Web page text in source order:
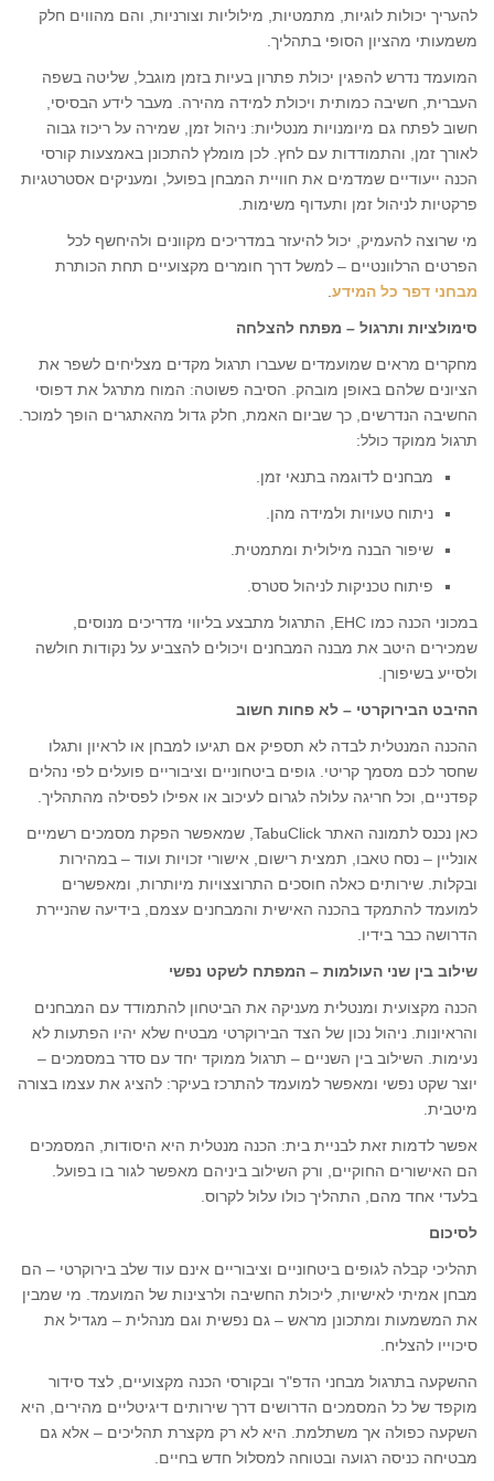
להעריך יכולות לוגיות, מתמטיות, מילוליות וצורניות, והם מהווים חלק
משמעותי מהציון הסופי בתהליך.
המועמד נדרש להפגין יכולת פתרון בעיות בזמן מוגבל, שליטה בשפה
העברית, חשיבה כמותית ויכולת למידה מהירה. מעבר לידע הבסיסי,
חשוב לפתח גם מיומנויות מנטליות: ניהול זמן, שמירה על ריכוז גבוה
לאורך זמן, והתמודדות עם לחץ. לכן מומלץ להתכונן באמצעות קורסי
הכנה ייעודיים שמדמים את חוויית המבחן בפועל, ומעניקים אסטרטגיות
פרקטיות לניהול זמן ותעדוף משימות.
מי שרוצה להעמיק, יכול להיעזר במדריכים מקוונים ולהיחשף לכל
הפרטים הרלוונטיים – למשל דרך חומרים מקצועיים תחת הכותרת
מבחני דפר כל המידע
סימולציות ותרגול – מפתח להצלחה
מחקרים מראים שמועמדים שעברו תרגול מקדים מצליחים לשפר את
הציונים שלהם באופן מובהק. הסיבה פשוטה: המוח מתרגל את דפוסי
החשיבה הנדרשים, כך שביום האמת, חלק גדול מהאתגרים הופך למוכר.
תרגול ממוקד כולל:
מבחנים לדוגמה בתנאי זמן.
ניתוח טעויות ולמידה מהן.
שיפור הבנה מילולית ומתמטית.
פיתוח טכניקות לניהול סטרס.
במכוני הכנה כמו EHC, התרגול מתבצע בליווי מדריכים מנוסים,
שמכירים היטב את מבנה המבחנים ויכולים להצביע על נקודות חולשה
ולסייע בשיפורן.
ההיבט הבירוקרטי – לא פחות חשוב
ההכנה המנטלית לבדה לא תספיק אם תגיעו למבחן או לראיון ותגלו
שחסר לכם מסמך קריטי. גופים ביטחוניים וציבוריים פועלים לפי נהלים
קפדניים, וכל חריגה עלולה לגרום לעיכוב או אפילו לפסילה מהתהליך.
כאן נכנס לתמונה האתר TabuClick, שמאפשר הפקת מסמכים רשמיים
אונליין – נסח טאבו, תמצית רישום, אישורי זכויות ועוד – במהירות
ובקלות. שירותים כאלה חוסכים התרוצצויות מיותרות, ומאפשרים
למועמד להתמקד בהכנה האישית והמבחנים עצמם, בידיעה שהניירת
הדרושה כבר בידיו.
שילוב בין שני העולמות – המפתח לשקט נפשי
הכנה מקצועית ומנטלית מעניקה את הביטחון להתמודד עם המבחנים
והראיונות. ניהול נכון של הצד הבירוקרטי מבטיח שלא יהיו הפתעות לא
נעימות. השילוב בין השניים – תרגול ממוקד יחד עם סדר במסמכים –
יוצר שקט נפשי ומאפשר למועמד להתרכז בעיקר: להציג את עצמו בצורה
מיטבית.
אפשר לדמות זאת לבניית בית: הכנה מנטלית היא היסודות, המסמכים
הם האישורים החוקיים, ורק השילוב ביניהם מאפשר לגור בו בפועל.
בלעדי אחד מהם, התהליך כולו עלול לקרוס.
לסיכום
תהליכי קבלה לגופים ביטחוניים וציבוריים אינם עוד שלב בירוקרטי – הם
מבחן אמיתי לאישיות, ליכולת החשיבה ולרצינות של המועמד. מי שמבין
את המשמעות ומתכונן מראש – גם נפשית וגם מנהלית – מגדיל את
סיכוייו להצליח.
ההשקעה בתרגול מבחני הדפ"ר ובקורסי הכנה מקצועיים, לצד סידור
מוקפד של כל המסמכים הדרושים דרך שירותים דיגיטליים מהירים, היא
השקעה כפולה אך משתלמת. היא לא רק מקצרת תהליכים – אלא גם
מבטיחה כניסה רגועה ובטוחה למסלול חדש בחיים.